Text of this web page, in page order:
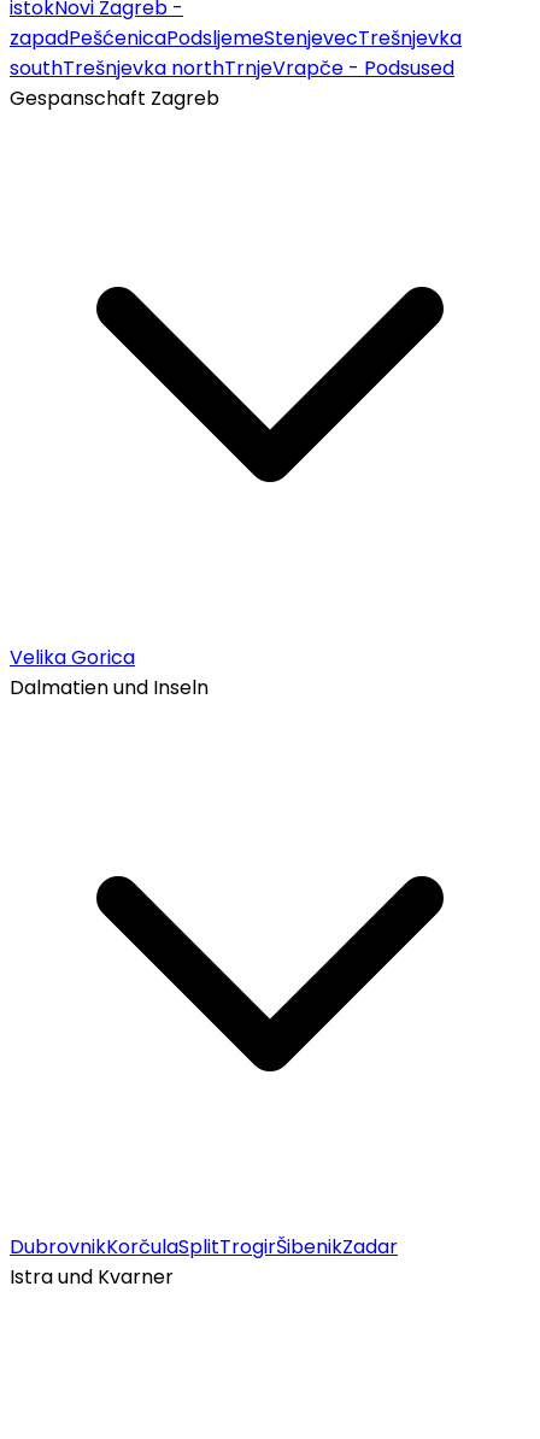
istokNovi Zagreb -
zapadPešćenicaPodsljemeStenjevecTrešnjevka
southTrešnjevka northTrnjeVrapče - Podsused
Gespanschaft Zagreb
Velika Gorica
Dalmatien und Inseln
DubrovnikKorčulaSplitTrogirŠibenikZadar
Istra und Kvarner